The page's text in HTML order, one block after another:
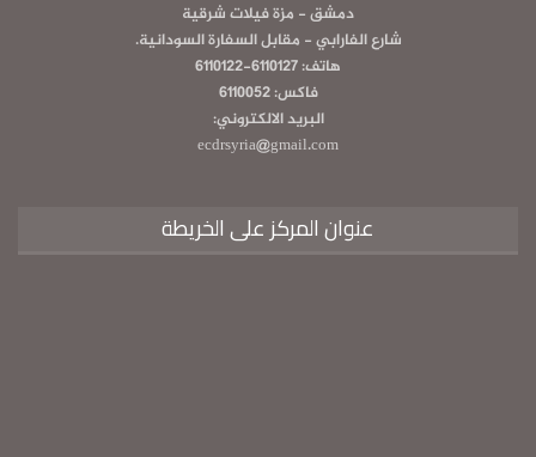
دمشق - مزة فيلات شرقية
شارع الفارابي - مقابل السفارة السودانية.
هاتف: 6110127-6110122
فاكس: 6110052
البريد الالكتروني:
ecdrsyria@gmail.com
عنوان المركز على الخريطة